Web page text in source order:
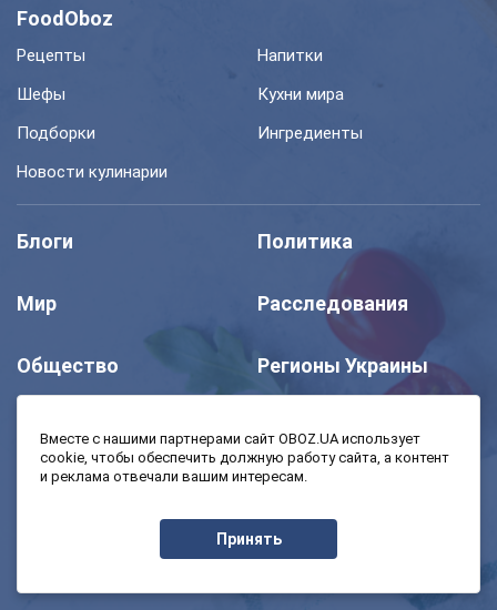
FoodOboz
Рецепты
Напитки
Шефы
Кухни мира
Подборки
Ингредиенты
Новости кулинарии
Блоги Политика
Мир Расследования
Общество Регионы Украины
Моя школа Авто
Экономика
Вместе с нашими партнерами сайт OBOZ.UA использует
cookie, чтобы обеспечить должную работу сайта, а контент
и реклама отвечали вашим интересам.
Принять